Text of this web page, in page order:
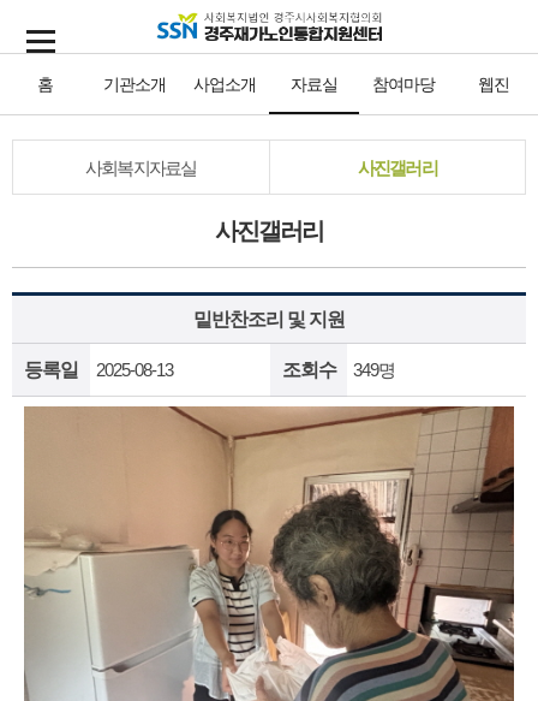
홈 기관소개 사업소개 자료실 참여마당 웹진
사회복지자료실 사진갤러리
사진갤러리
밑반찬조리 및 지원
등록일 2025-08-13 조회수 349명